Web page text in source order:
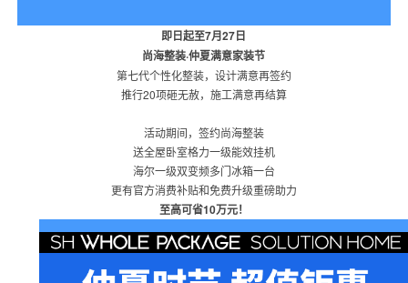
即日起至7月27日
尚海整装·仲夏满意家装节
第七代个性化整装，设计满意再签约
推行20项砸无赦，施工满意再结算
活动期间，签约尚海整装
送全屋卧室格力一级能效挂机
海尔一级双变频多门冰箱一台
更有官方消费补贴和免费升级重磅助力
至高可省10万元！